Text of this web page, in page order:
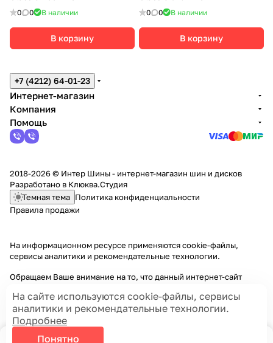
0 0 В наличии
В корзину
0 0 В наличии
В корзину
+7 (4212) 64-01-23
Интернет-магазин
Компания
Помощь
2018-2026 © Интер Шины - интернет-магазин шин и дисков
Разработано в Клюква.Студия
Темная тема Политика конфиденциальности
Правила продажи
На информационном ресурсе применяютсяcookie-файлы,
сервисы аналитики и рекомендательные технологии.
Обращаем Ваше внимание на то, что данный интернет-сайт
условиях информационные материалы и цены, размещенные на
сайте, не являются публичной офертой, определяемой
положениями Статей 435 и 437 Гражданского кодекса РФ.
На сайте используются cookie-файлы, сервисы
аналитики и рекомендательные технологии.
Подробнее
Понятно